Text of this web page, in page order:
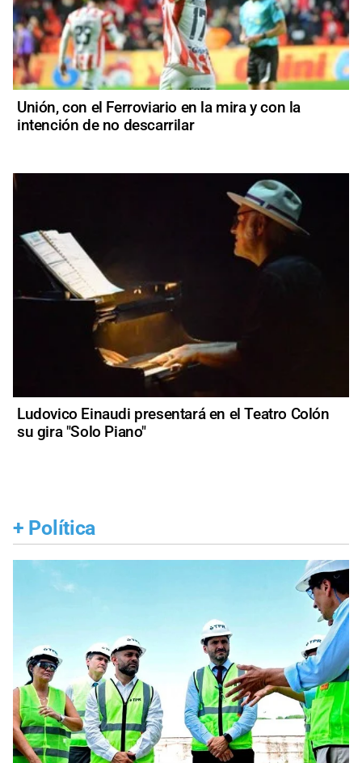
Unión, con el Ferroviario en la mira y con la
intención de no descarrilar
Ludovico Einaudi presentará en el Teatro Colón
su gira "Solo Piano"
+ Política